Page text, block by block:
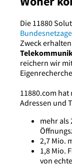
Die 11880
Zweck
reichern wir
11880.com
Adressen und
mehr als
2,7 Mio.
1,8 Mio.
von